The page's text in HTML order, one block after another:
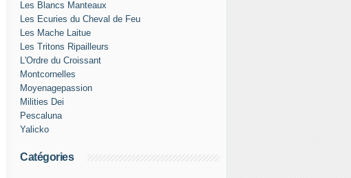
Les Blancs Manteaux
Les Ecuries du Cheval de Feu
Les Mache Laitue
Les Tritons Ripailleurs
L'Ordre du Croissant
Montcornelles
Moyenagepassion
Milities Dei
Pescaluna
Yalicko
Catégories